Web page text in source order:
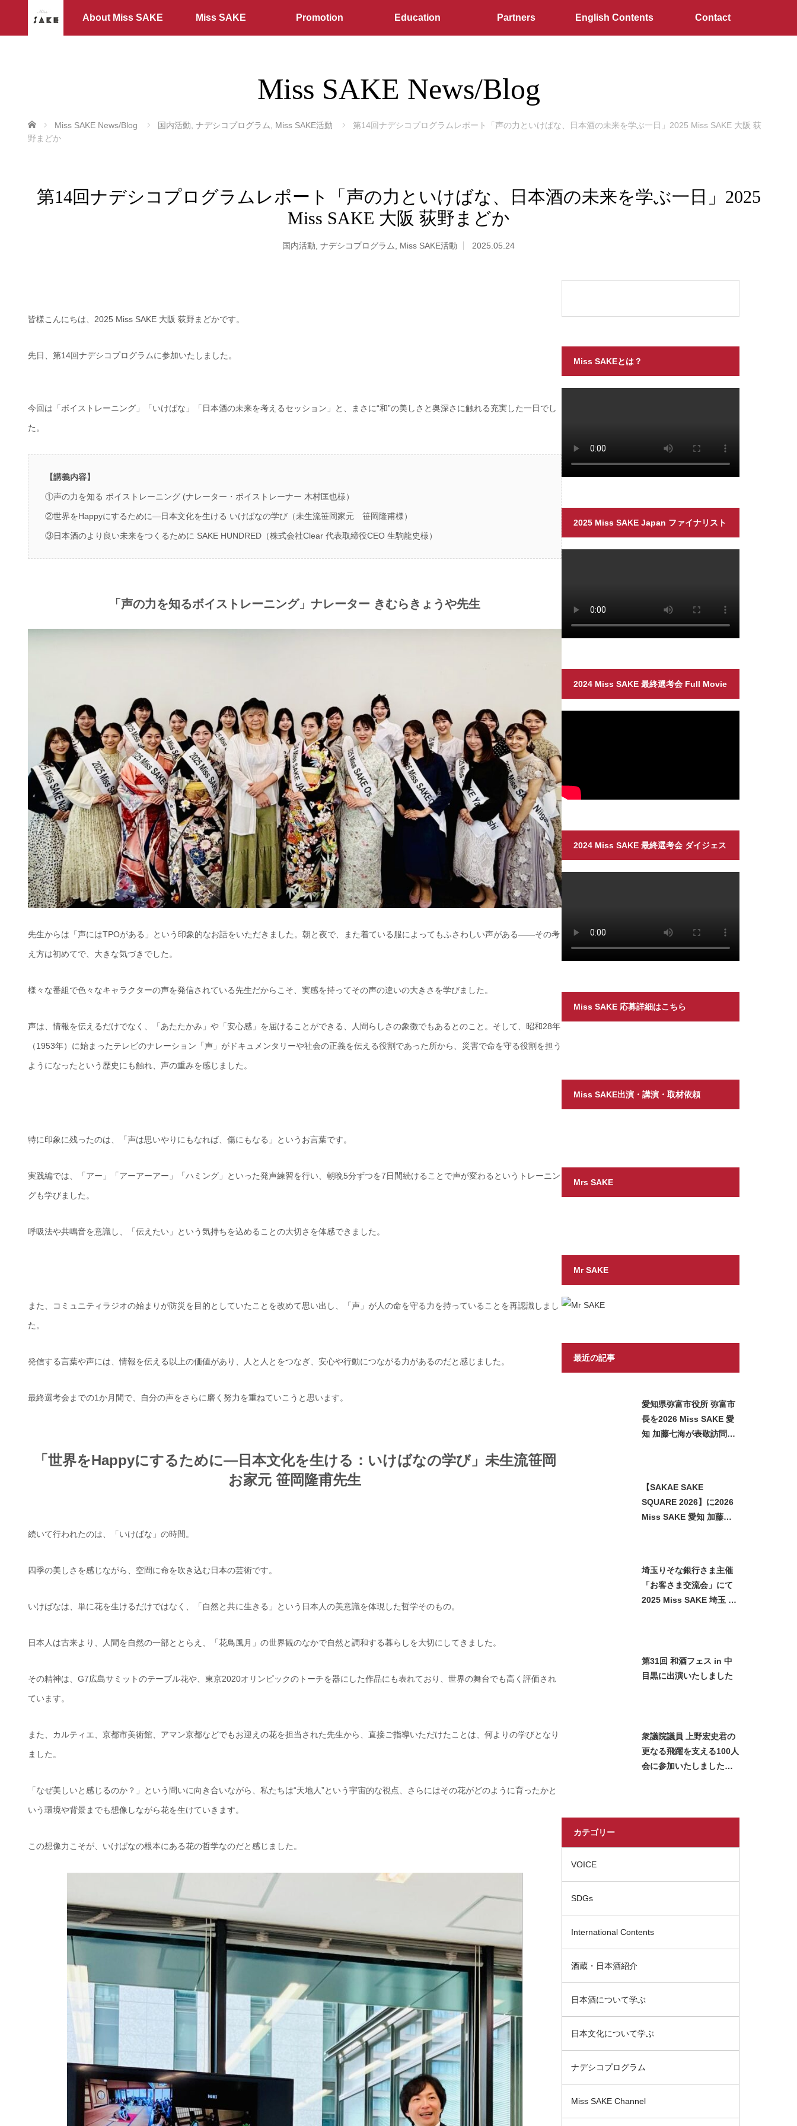
About Miss SAKE Miss SAKE Promotion Education Partners English Contents Contact
Miss SAKE News/Blog
ホーム Miss SAKE News/Blog 国内活動 ナデシコプログラム Miss SAKE活動
第14回ナデシコプログラムレポート「声の力といけばな、日本酒の未来を学ぶ一日」2025 Miss SAKE 大阪 荻
野まどか
第14回ナデシコプログラムレポート「声の力といけばな、日本酒の未来を学ぶ一日」2025
Miss SAKE 大阪 荻野まどか
国内活動 ナデシコプログラム Miss SAKE活動 2025.05.24
皆様こんにちは、2025 Miss SAKE 大阪 荻野まどかです。
先日、第14回ナデシコプログラムに参加いたしました。
今回は「ボイストレーニング」「いけばな」「日本酒の未来を考えるセッション」と、まさに“和”の美しさと奥深さに触れる充実した一日でし
た。
【講義内容】
①声の力を知る ボイストレーニング (ナレーター・ボイストレーナー 木村匡也様）
②世界をHappyにするために—日本文化を生ける いけばなの学び（未生流笹岡家元 笹岡隆甫様）
③日本酒のより良い未来をつくるために SAKE HUNDRED（株式会社Clear 代表取締役CEO 生駒龍史様）
「声の力を知るボイストレーニング」ナレーター きむらきょうや先生
先生からは「声にはTPOがある」という印象的なお話をいただきました。朝と夜で、また着ている服によってもふさわしい声がある——その考
え方は初めてで、大きな気づきでした。
様々な番組で色々なキャラクターの声を発信されている先生だからこそ、実感を持ってその声の違いの大きさを学びました。
声は、情報を伝えるだけでなく、「あたたかみ」や「安心感」を届けることができる、人間らしさの象徴でもあるとのこと。そして、昭和28年
（1953年）に始まったテレビのナレーション「声」がドキュメンタリーや社会の正義を伝える役割であった所から、災害で命を守る役割を担う
ようになったという歴史にも触れ、声の重みを感じました。
特に印象に残ったのは、「声は思いやりにもなれば、傷にもなる」というお言葉です。
実践編では、「アー」「アーアーアー」「ハミング」といった発声練習を行い、朝晩5分ずつを7日間続けることで声が変わるというトレーニン
グも学びました。
呼吸法や共鳴音を意識し、「伝えたい」という気持ちを込めることの大切さを体感できました。
また、コミュニティラジオの始まりが防災を目的としていたことを改めて思い出し、「声」が人の命を守る力を持っていることを再認識しまし
た。
発信する言葉や声には、情報を伝える以上の価値があり、人と人とをつなぎ、安心や行動につながる力があるのだと感じました。
最終選考会までの1か月間で、自分の声をさらに磨く努力を重ねていこうと思います。
「世界をHappyにするために—日本文化を生ける：いけばなの学び」未生流笹岡
お家元 笹岡隆甫先生
続いて行われたのは、「いけばな」の時間。
四季の美しさを感じながら、空間に命を吹き込む日本の芸術です。
いけばなは、単に花を生けるだけではなく、「自然と共に生きる」という日本人の美意識を体現した哲学そのもの。
日本人は古来より、人間を自然の一部ととらえ、「花鳥風月」の世界観のなかで自然と調和する暮らしを大切にしてきました。
その精神は、G7広島サミットのテーブル花や、東京2020オリンピックのトーチを器にした作品にも表れており、世界の舞台でも高く評価され
ています。
また、カルティエ、京都市美術館、アマン京都などでもお迎えの花を担当された先生から、直接ご指導いただけたことは、何よりの学びとなり
ました。
「なぜ美しいと感じるのか？」という問いに向き合いながら、私たちは“天地人”という宇宙的な視点、さらにはその花がどのように育ったかと
いう環境や背景までも想像しながら花を生けていきます。
この想像力こそが、いけばなの根本にある花の哲学なのだと感じました。
Miss SAKEとは？
2025 Miss SAKE Japan ファイナリスト
2024 Miss SAKE 最終選考会 Full Movie
2024 Miss SAKE 最終選考会 ダイジェス
ト
Miss SAKE 応募詳細はこちら
Miss SAKE出演・講演・取材依頼
Mrs SAKE
Mr SAKE
最近の記事
愛知県弥富市役所 弥富市
長を2026 Miss SAKE 愛
知 加藤七海が表敬訪問い
【SAKAE SAKE
SQUARE 2026】に2026
Miss SAKE 愛知 加藤七
埼玉りそな銀行さま主催
「お客さま交流会」にて
2025 Miss SAKE 埼玉 石
第31回 和酒フェス in 中
目黒に出演いたしました
衆議院議員 上野宏史君の
更なる飛躍を支える100人
会に参加いたしました＿
カテゴリー
VOICE
SDGs
International Contents
酒蔵・日本酒紹介
日本酒について学ぶ
日本文化について学ぶ
ナデシコプログラム
Miss SAKE Channel